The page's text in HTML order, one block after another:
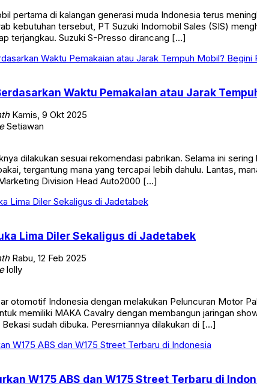
pertama di kalangan generasi muda Indonesia terus
kebutuhan tersebut, PT Suzuki Indomobil Sales (SIS)
terjangkau. Suzuki S-Presso dirancang […]
Waktu Pemakaian atau Jarak
Kamis, 9 Okt 2025
Setiawan
dilakukan sesuai rekomendasi pabrikan. Selama ini
tergantung mana yang tercapai lebih dahulu. Lantas,
Division Head Auto2000 […]
Lima Diler Sekaligus di Jadetabek
Rabu, 12 Feb 2025
lolly
otomotif Indonesia dengan melakukan Peluncuran Motor
memiliki MAKA Cavalry dengan membangun jaringan
sudah dibuka. Peresmiannya dilakukan di […]
W175 ABS dan W175 Street Terbaru di